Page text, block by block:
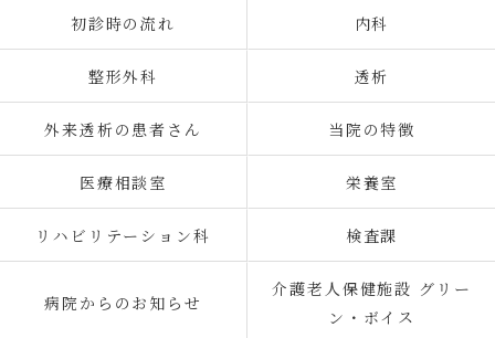
初診時の流れ 内科
整形外科 透析
外来透析の患者さん 当院の特徴
医療相談室 栄養室
リハビリテーション科 検査課
病院からのお知らせ
介護老人保健施設 グリー
ン・ボイス